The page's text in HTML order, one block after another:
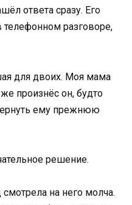
ответа сразу. Его
телефонном разговоре,
для двоих. Моя мама
произнёс он, будто
ему прежнюю
решение.
на него молча.